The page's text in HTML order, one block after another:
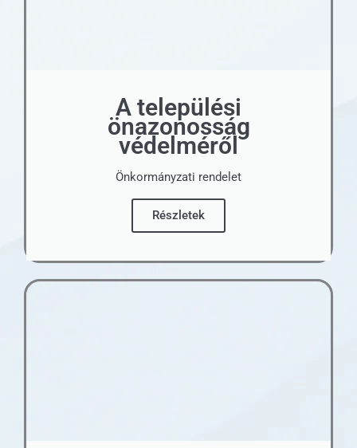
A települési
önazonosság
védelméről
Önkormányzati rendelet
Részletek